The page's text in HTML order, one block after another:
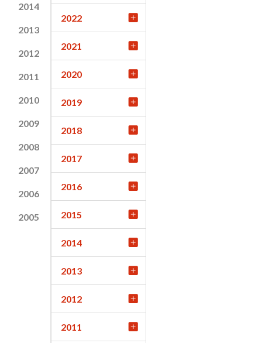
2014
2013
2012
2011
2010
2009
2008
2007
2006
2005
2022
2021
2020
2019
2018
2017
2016
2015
2014
2013
2012
2011